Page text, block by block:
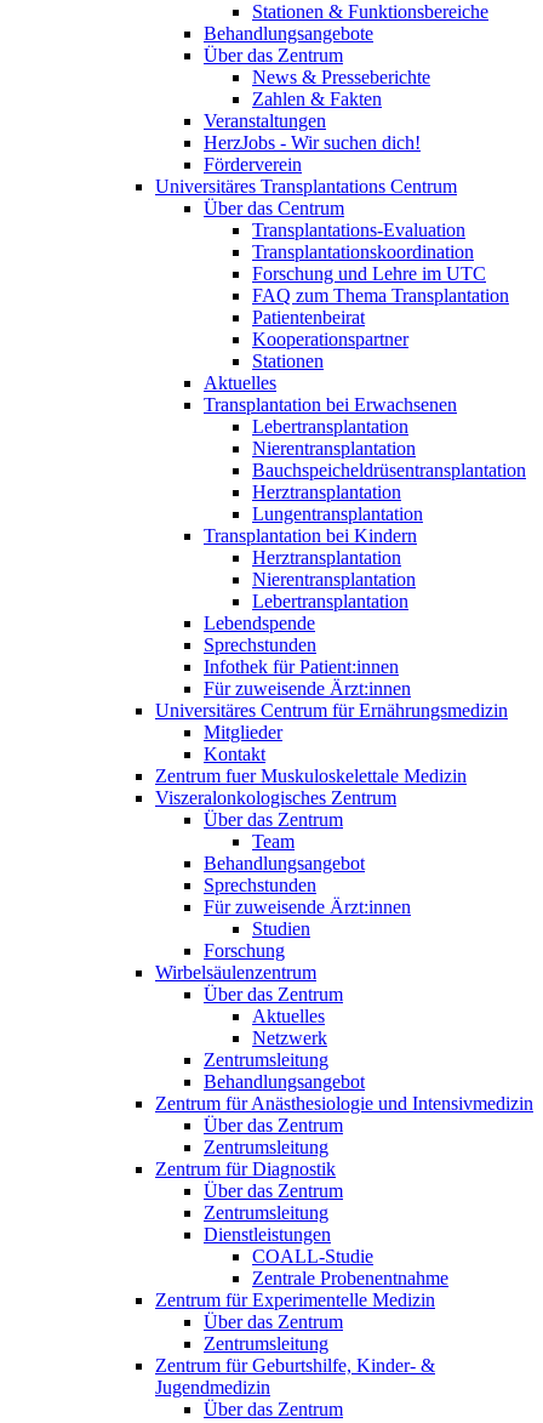
Stationen & Funktionsbereiche
Behandlungsangebote
Über das Zentrum
News & Presseberichte
Zahlen & Fakten
Veranstaltungen
HerzJobs - Wir suchen dich!
Förderverein
Universitäres Transplantations Centrum
Über das Centrum
Transplantations-Evaluation
Transplantationskoordination
Forschung und Lehre im UTC
FAQ zum Thema Transplantation
Patientenbeirat
Kooperationspartner
Stationen
Aktuelles
Transplantation bei Erwachsenen
Lebertransplantation
Nierentransplantation
Bauchspeicheldrüsentransplantation
Herztransplantation
Lungentransplantation
Transplantation bei Kindern
Herztransplantation
Nierentransplantation
Lebertransplantation
Lebendspende
Sprechstunden
Infothek für Patient:innen
Für zuweisende Ärzt:innen
Universitäres Centrum für Ernährungsmedizin
Mitglieder
Kontakt
Zentrum fuer Muskuloskelettale Medizin
Viszeral­onkologisches Zentrum
Über das Zentrum
Team
Behandlungsangebot
Sprechstunden
Für zuweisende Ärzt:innen
Studien
Forschung
Wirbelsäulenzentrum
Über das Zentrum
Aktuelles
Netzwerk
Zentrumsleitung
Behandlungsangebot
Zentrum für Anästhesiologie und Intensivmedizin
Über das Zentrum
Zentrumsleitung
Zentrum für Diagnostik
Über das Zentrum
Zentrumsleitung
Dienstleistungen
COALL-Studie
Zentrale Probenentnahme
Zentrum für Experimentelle Medizin
Über das Zentrum
Zentrumsleitung
Zentrum für Geburtshilfe, Kinder- &
Jugendmedizin
Über das Zentrum